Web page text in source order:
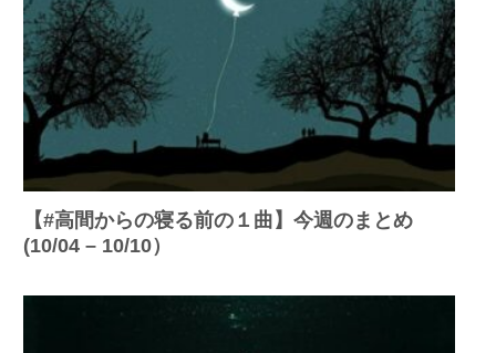
【#高間からの寝る前の１曲】今週のまとめ
(10/04 – 10/10）